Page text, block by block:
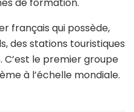
français qui possède,
des stations touristiques
le premier groupe
à l’échelle mondiale.